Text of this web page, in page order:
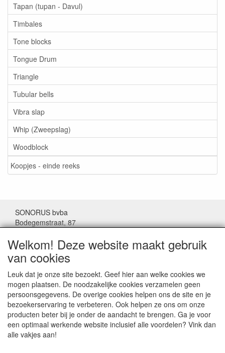
Tapan (tupan - Davul)
Timbales
Tone blocks
Tongue Drum
Triangle
Tubular bells
Vibra slap
Whip (Zweepslag)
Woodblock
Koopjes - einde reeks
SONORUS bvba
Bodegemstraat, 87
België
Mail:sonorus@skynet.be
Openingsuren:
Maandag tot donderdag van 10 tot17 uur.
Vrijdag van 10 tot 16 uur.
Welkom! Deze website maakt gebruik
van cookies
Leuk dat je onze site bezoekt. Geef hier aan welke cookies we
mogen plaatsen. De noodzakelijke cookies verzamelen geen
persoonsgegevens. De overige cookies helpen ons de site en je
bezoekerservaring te verbeteren. Ook helpen ze ons om onze
producten beter bij je onder de aandacht te brengen. Ga je voor
een optimaal werkende website inclusief alle voordelen? Vink dan
alle vakjes aan!